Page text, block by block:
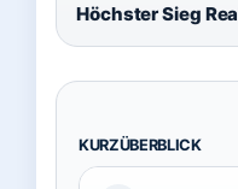
Höchster Sieg
KURZÜBERBLICK